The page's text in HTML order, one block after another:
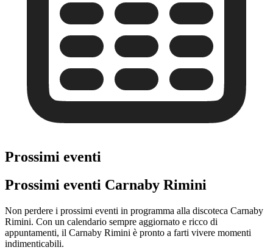
Prossimi eventi
Prossimi eventi Carnaby Rimini
Non perdere i prossimi eventi in programma alla discoteca Carnaby
Rimini. Con un calendario sempre aggiornato e ricco di
appuntamenti, il Carnaby Rimini è pronto a farti vivere momenti
indimenticabili.